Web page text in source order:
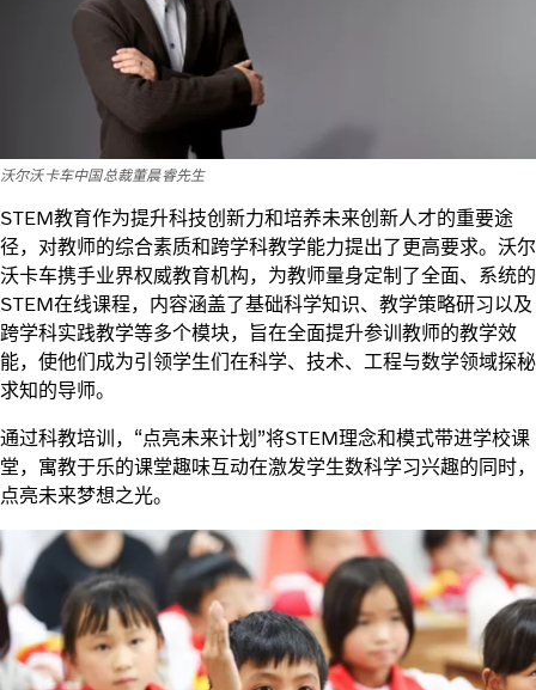
沃尔沃卡车中国总裁董晨睿先生
STEM教育作为提升科技创新力和培养未来创新人才的重要途
径，对教师的综合素质和跨学科教学能力提出了更高要求。沃尔
沃卡车携手业界权威教育机构，为教师量身定制了全面、系统的
STEM在线课程，内容涵盖了基础科学知识、教学策略研习以及
跨学科实践教学等多个模块，旨在全面提升参训教师的教学效
能，使他们成为引领学生们在科学、技术、工程与数学领域探秘
求知的导师。
通过科教培训，“点亮未来计划”将STEM理念和模式带进学校课
堂，寓教于乐的课堂趣味互动在激发学生数科学习兴趣的同时，
点亮未来梦想之光。